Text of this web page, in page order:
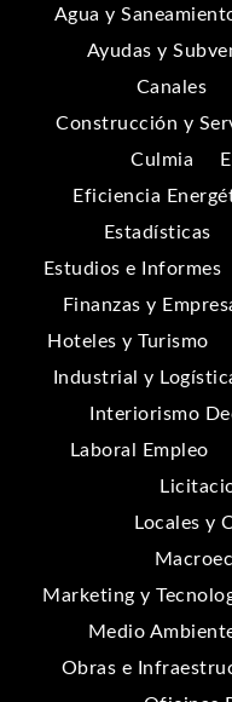
Agua y
Ayudas y
Canales
Construcción y
Culmia
Eficiencia
Estadísticas
Estudios e Informes
Finanzas y
Hoteles y Turismo
Industrial y
Interiorismo
Laboral Empleo
Locales y
Marketing y
Medio
Obras e